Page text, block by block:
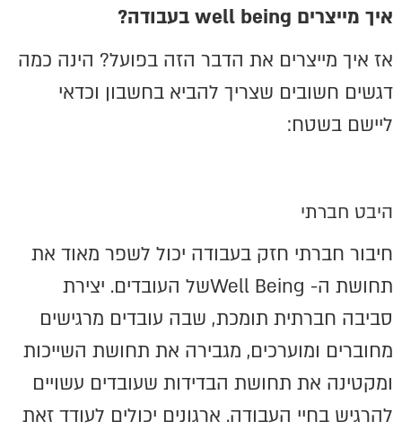
איך מייצרים well being בעבודה?
אז איך מייצרים את הדבר הזה בפועל? הינה כמה
דגשים חשובים שצריך להביא בחשבון וכדאי
ליישם בשטח:
היבט חברתי
חיבור חברתי חזק בעבודה יכול לשפר מאוד את
תחושת ה- Well Beingשל העובדים. יצירת
סביבה חברתית תומכת, שבה עובדים מרגישים
מחוברים ומוערכים, מגבירה את תחושת השייכות
ומקטינה את תחושת הבדידות שעובדים עשויים
להרגיש בחיי העבודה. ארגונים יכולים לעודד זאת